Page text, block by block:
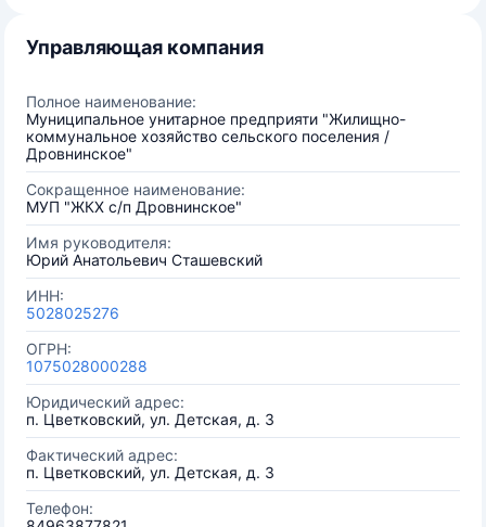
Управляющая компания
Полное наименование:
Муниципальное унитарное предприяти "Жилищно-
коммунальное хозяйство сельского поселения /
Дровнинское"
Сокращенное наименование:
МУП "ЖКХ с/п Дровнинское"
Имя руководителя:
Юрий Анатольевич Сташевский
ИНН:
5028025276
ОГРН:
1075028000288
Юридический адрес:
п. Цветковский, ул. Детская, д. 3
Фактический адрес:
п. Цветковский, ул. Детская, д. 3
Телефон: